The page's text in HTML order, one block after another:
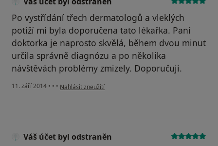
Po vystřídání třech dermatologů a vleklých
potíží mi byla doporučena tato lékařka. Paní
doktorka je naprosto skvělá, během dvou minut
určila správně diagnózu a po několika
návštěvách problémy zmizely. Doporučuji.
11. září 2014 • • • podle názoru uživatele Váš účet byl odstraněn
Nahlásit zneužití
Váš účet byl odstraněn